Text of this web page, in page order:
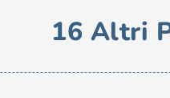
16 Altri